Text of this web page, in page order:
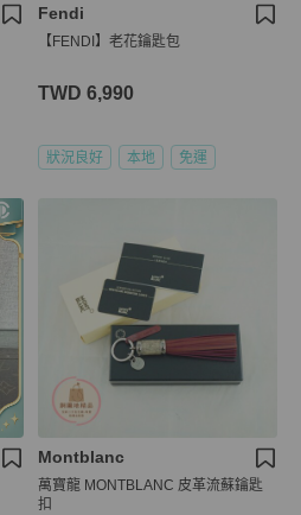
Fendi
【FENDI】老花鑰匙包
TWD 6,990
狀況良好 本地 免運
Montblanc
萬寶龍 MONTBLANC 皮革流蘇鑰匙
扣